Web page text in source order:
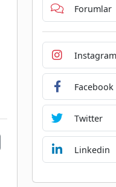
Forumlar
Instagram
Facebook
Twitter
Linkedin